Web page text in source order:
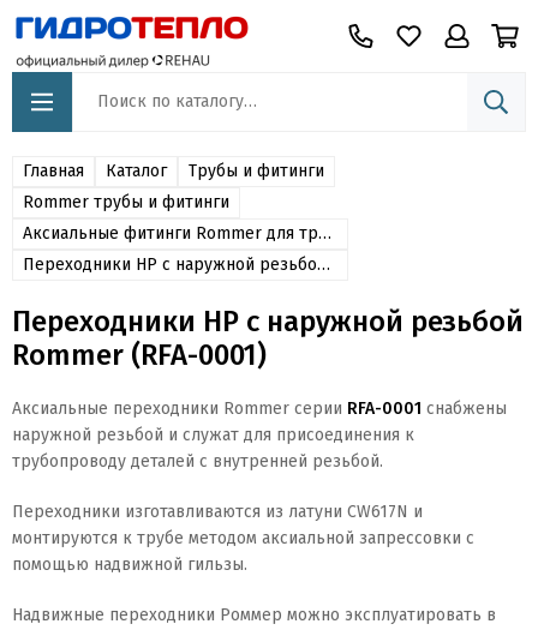
Главная Каталог
Трубы и фитинги
Rommer трубы и фитинги
Аксиальные фитинги Rommer для труб из сшитого полиэтилена
Переходники НР с наружной резьбой Rommer (RFA-0001)
Переходники НР с наружной резьбой
Rommer (RFA-0001)
Аксиальные переходники Rommer серии RFA-0001 снабжены
наружной резьбой и служат для присоединения к
трубопроводу деталей с внутренней резьбой.
Переходники изготавливаются из латуни CW617N и
монтируются к трубе методом аксиальной запрессовки с
помощью надвижной гильзы.
Надвижные переходники Роммер можно эксплуатировать в